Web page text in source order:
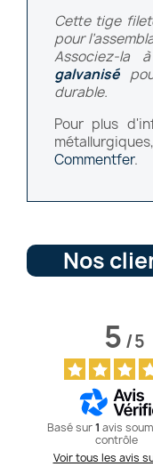
Cette tige
pour
Associez-la
galvanisé
durable.
Pour plus
Commentfer.
Nos
5/5
Basé sur1 avis
contrôle
Voir tous les avis